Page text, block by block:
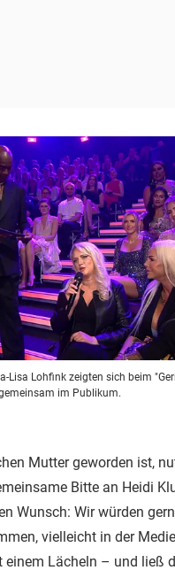
Lisa Lohfink zeigten sich beim
im Publikum.
Mutter geworden ist,
Bitte an Heidi
Wunsch: Wir würden
vielleicht in der
einem Lächeln – und ließ